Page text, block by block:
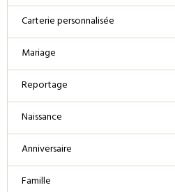
Carterie personnalisée
Mariage
Reportage
Naissance
Anniversaire
Famille